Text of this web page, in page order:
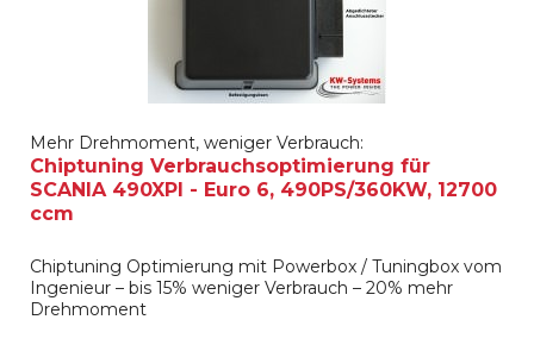
Mehr Drehmoment, weniger Verbrauch:
Chiptuning Verbrauchsoptimierung für
SCANIA 490XPI - Euro 6, 490PS/360KW, 12700
ccm
Chiptuning Optimierung mit Powerbox / Tuningbox vom
Ingenieur – bis 15% weniger Verbrauch – 20% mehr
Drehmoment